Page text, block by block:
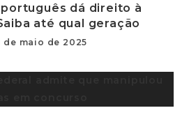
dá direito à
até qual geração
de maio de 2025